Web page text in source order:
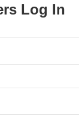
Log In